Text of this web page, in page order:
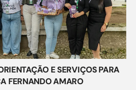
E SERVIÇOS PARA
FERNANDO AMARO